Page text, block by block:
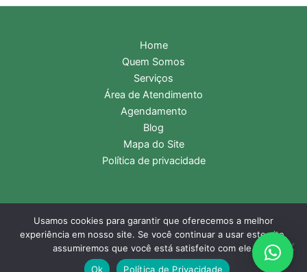
Home
Quem Somos
Serviços
Área de Atendimento
Agendamento
Blog
Mapa do Site
Política de privacidade
Copyright © 2026 Assistência Técnica Lofra | Central de
Atendimento:11 2985-9116- WhatsApp: 11 99331-2476
Usamos cookies para garantir que oferecemos a melhor
experiência em nosso site. Se você continuar a usar este site,
assumiremos que você está satisfeito com ele.
Ok
Política de Privacidade